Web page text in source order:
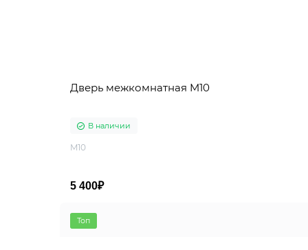
Дверь межкомнатная M10
В наличии
M10
5 400₽
Топ